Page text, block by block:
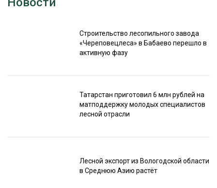
Строительство лесопильного завода
«Череповецлеса» в Бабаево перешло в
активную фазу
Татарстан приготовил 6 млн рублей на
матподдержку молодых специалистов
лесной отрасли
Лесной экспорт из Вологодской области
в Среднюю Азию растёт